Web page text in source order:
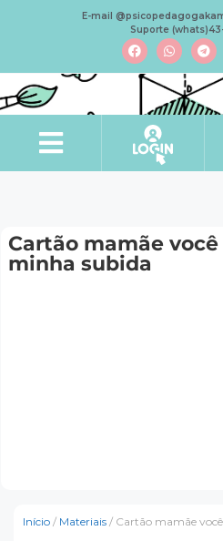
E-mail
Suporte
Cartão mamãe você
minha subida
Início / Materiais / Cartão mamãe